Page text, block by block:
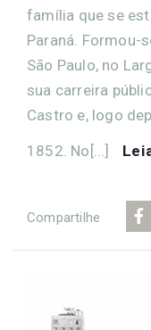
família que se
Paraná. Formou-
São Paulo, no
sua carreira
Castro e, logo
1852. No[...]
Compartilhe